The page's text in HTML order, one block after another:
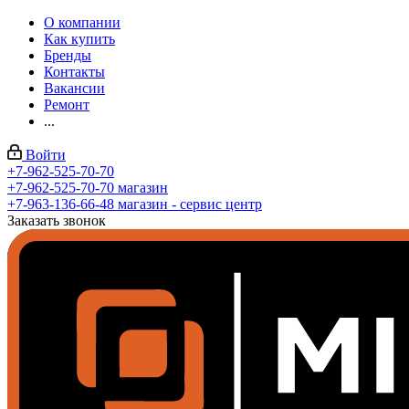
О компании
Как купить
Бренды
Контакты
Вакансии
Ремонт
...
Войти
+7-962-525-70-70
+7-962-525-70-70 магазин
+7-963-136-66-48 магазин - сервис центр
Заказать звонок